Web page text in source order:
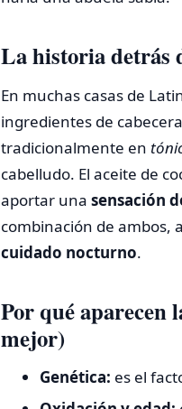
La historia detrás
En muchas casas de
ingredientes de
tradicionalmente en
cabelludo. El aceite de
aportar una sensación
combinación de ambos,
cuidado nocturno.
Por qué aparecen
mejor)
Genética: es el